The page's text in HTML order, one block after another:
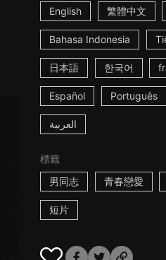
English 繁體中文
Bahasa Indonesia
日本語 한국어
Español Português
العربية
標籤
男同志
青春戀愛
短片